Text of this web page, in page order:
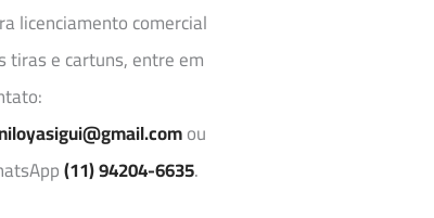
licenciamento comercial
tiras e cartuns, entre em
ou
(11) 94204-6635.